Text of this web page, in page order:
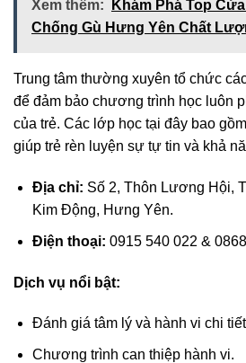
Xem thêm:
Khám Phá Top
Chống Gù Hưng Yên Chất
Trung tâm thường xuyên tổ chức
để đảm bảo chương trình học luôn
của trẻ. Các lớp học tại đây bao
giúp trẻ rèn luyện sự tự tin và khả
Địa chỉ: Số 2, Thôn Lương Hội,
Kim Động, Hưng Yên.
Điện thoại: 0915 540 022 &
Dịch vụ nổi bật:
Đánh giá tâm lý và hành vi chi
Chương trình can thiệp hành vi.